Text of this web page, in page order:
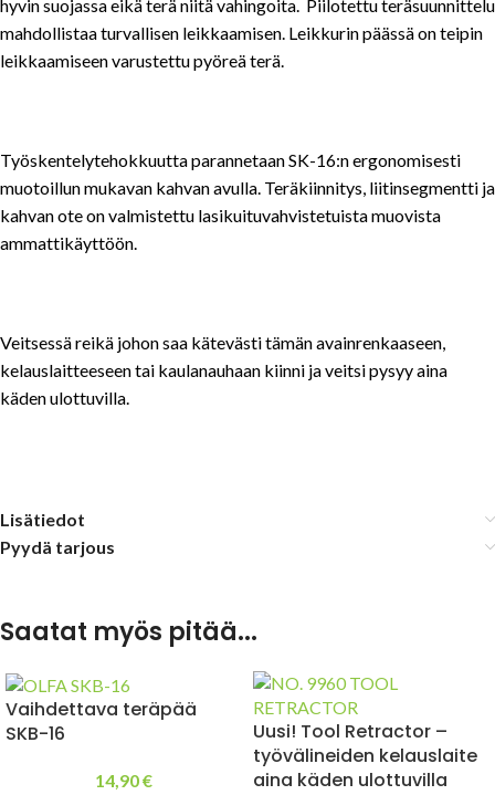
hyvin suojassa eikä terä niitä vahingoita. Piilotettu teräsuunnittelu
mahdollistaa turvallisen leikkaamisen. Leikkurin päässä on teipin
leikkaamiseen varustettu pyöreä terä.
Työskentelytehokkuutta parannetaan SK-16:n ergonomisesti
muotoillun mukavan kahvan avulla. Teräkiinnitys, liitinsegmentti ja
kahvan ote on valmistettu lasikuituvahvistetuista muovista
ammattikäyttöön.
Veitsessä reikä johon saa kätevästi tämän avainrenkaaseen,
kelauslaitteeseen tai kaulanauhaan kiinni ja veitsi pysyy aina
käden ulottuvilla.
Lisätiedot
Pyydä tarjous
Saatat myös pitää...
Vaihdettava teräpää
SKB-16
14,90€
Uusi! Tool Retractor –
työvälineiden kelauslaite
aina käden ulottuvilla